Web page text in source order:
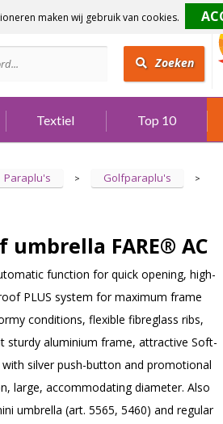
Zoeken
Textiel Top 10
Paraplu's > Golfparaplu's >
umbrella FARE® AC
function for quick opening, high-
PLUS system for maximum frame
conditions, flexible fibreglass ribs,
sturdy aluminium frame, attractive Soft-
with silver push-button and promotional
large, accommodating diameter. Also
umbrella (art. 5565, 5460) and regular
maken wij gebruik van cookies.